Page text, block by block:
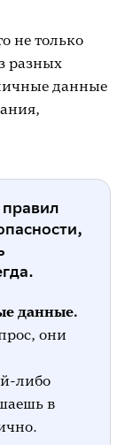
не только
разных
данные
данные.
они
либо
в